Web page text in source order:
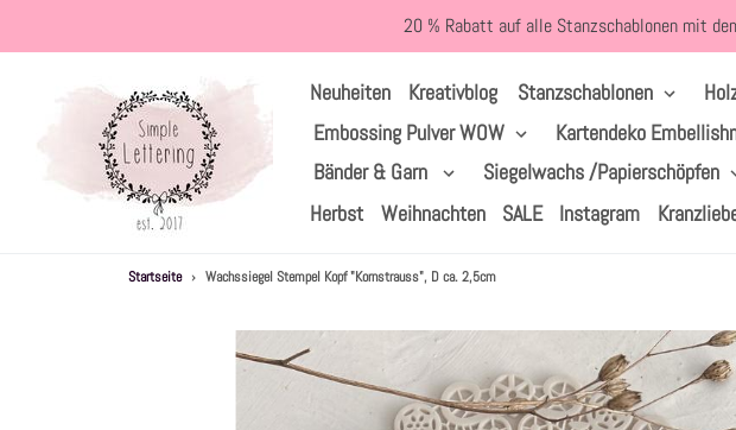
zum
20 % Rabatt auf alle Stanzschablonen mit
Neuheiten Kreativblog Stanzschablonen
Embossing Pulver WOW
Kartendeko
Bänder & Garn
Siegelwachs /Papierschöpfen
Herbst
Weihnachten SALE Instagram
Startseite › Wachssiegel Stempel Kopf "Kornstrauss", D ca. 2,5cm